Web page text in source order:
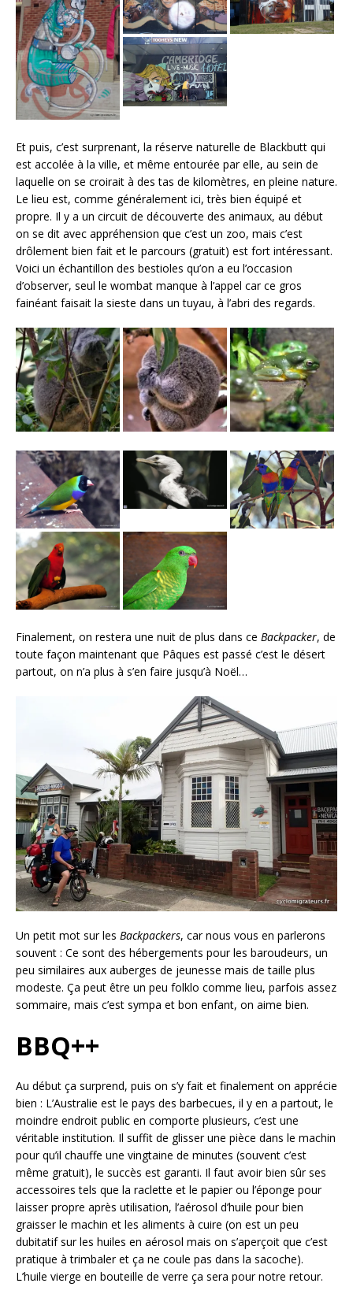
Et puis, c’est surprenant, la réserve naturelle de Blackbutt qui
est accolée à la ville, et même entourée par elle, au sein de
laquelle on se croirait à des tas de kilomètres, en pleine nature.
Le lieu est, comme généralement ici, très bien équipé et
propre. Il y a un circuit de découverte des animaux, au début
on se dit avec appréhension que c’est un zoo, mais c’est
drôlement bien fait et le parcours (gratuit) est fort intéressant.
Voici un échantillon des bestioles qu’on a eu l’occasion
d’observer, seul le wombat manque à l’appel car ce gros
fainéant faisait la sieste dans un tuyau, à l’abri des regards.
Finalement, on restera une nuit de plus dans ce Backpacker, de
toute façon maintenant que Pâques est passé c’est le désert
partout, on n’a plus à s’en faire jusqu’à Noël…
Un petit mot sur les Backpackers, car nous vous en parlerons
souvent : Ce sont des hébergements pour les baroudeurs, un
peu similaires aux auberges de jeunesse mais de taille plus
modeste. Ça peut être un peu folklo comme lieu, parfois assez
sommaire, mais c’est sympa et bon enfant, on aime bien.
BBQ++
Au début ça surprend, puis on s’y fait et finalement on apprécie
bien : L’Australie est le pays des barbecues, il y en a partout, le
moindre endroit public en comporte plusieurs, c’est une
véritable institution. Il suffit de glisser une pièce dans le machin
pour qu’il chauffe une vingtaine de minutes (souvent c’est
même gratuit), le succès est garanti. Il faut avoir bien sûr ses
accessoires tels que la raclette et le papier ou l’éponge pour
laisser propre après utilisation, l’aérosol d’huile pour bien
graisser le machin et les aliments à cuire (on est un peu
dubitatif sur les huiles en aérosol mais on s’aperçoit que c’est
pratique à trimbaler et ça ne coule pas dans la sacoche).
L’huile vierge en bouteille de verre ça sera pour notre retour.